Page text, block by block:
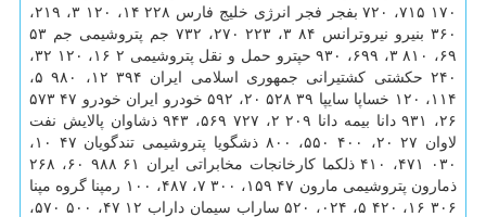
۱۷۰ ۷۱۵، ۷۲۰ بفجر فجر انرژی خلیج فارس ۲۲۸ ۱۴، ۱۲۰ ۳، ۲۱۹،
۳۶۰ بنیرو نیروترانس ۸۴ ۳، ۲۲۳ ۲۷۰، ۷۳۲ جم پتروشیمی جم ۵۳
۶۹، ۸۱۰ ۳، ۶۹۹، ۹۳۰ حپترو حمل و نقل پتروشیمی ۲ ۱۶، ۱۲۰ ۳۲،
۲۴۰ حکشتی کشتیرانی جمهوری اسلامی ایران ۳۹۴ ۱۲، ۹۸۰ ۵،
۱۱۴، ۱۲۰ خساپا سایپا ۳۹ ۵۲۸ ۲۰، ۵۹۲ خودرو ایران خودرو ۴۷ ۵۷۳
۲۶، ۹۳۱ دانا بیمه دانا ۲۰۹ ۲، ۷۲۷ ۵۶۹، ۹۴۳ ذشاوان پالایش نفت
لاوان ۲۷ ۲۰، ۴۰۰ ۵۵۰، ۸۰۰ ذشگویا پتروشیمی تندگویان ۴۷ ۱۰،
۰۳۰ ۴۷۱، ۴۱۰ ذلکما کارخانجات مخابراتی ایران ۶۱ ۹۸۸ ۶۰، ۲۶۸
ذمارون پتروشیمی مارون ۴۷ ۱۵۹، ۳۰۰ ۷، ۴۸۷، ۱۰۰ رمپنا گروه مپنا
۳۰۶ ۱۶، ۴۲۰ ۵، ۰۲۴، ۵۲۰ ساراب سیمان داراب ۱۲ ۴۷، ۵۰۰ ۵۷۰،